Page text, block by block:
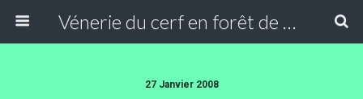
Vénerie du cerf en forêt de Compiègne
27 Janvier 2008